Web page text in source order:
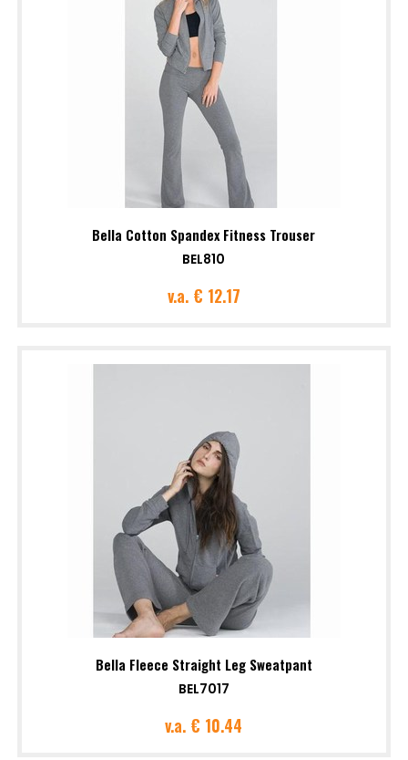
Bella Cotton Spandex Fitness Trouser
BEL810
v.a.€ 12.17
Bella Fleece Straight Leg Sweatpant
BEL7017
v.a. € 10.44